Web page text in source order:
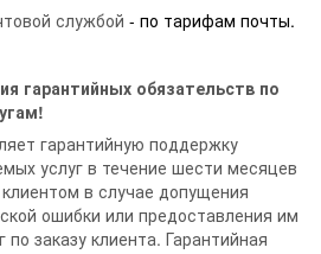
службой - по тарифам почты.
гарантийных обязательств по
гарантийную поддержку
услуг в течение шести месяцев
в случае допущения
ошибки или предоставления им
заказу клиента. Гарантийная